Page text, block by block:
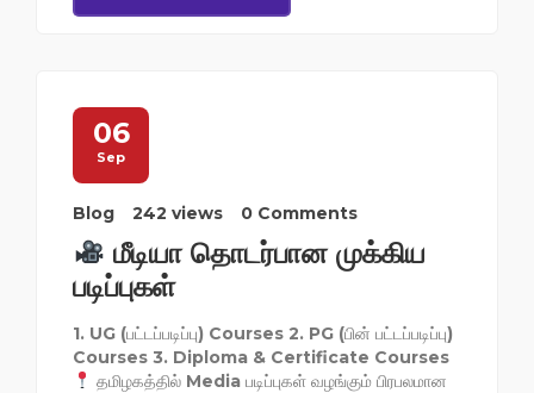
06
Sep
Blog 242 views 0 Comments
மீடியா தொடர்பான முக்கிய
படிப்புகள்
1. UG (பட்டப்படிப்பு) Courses 2. PG (பின் பட்டப்படிப்பு)
Courses 3. Diploma & Certificate Courses
தமிழகத்தில் Media படிப்புகள் வழங்கும் பிரபலமான